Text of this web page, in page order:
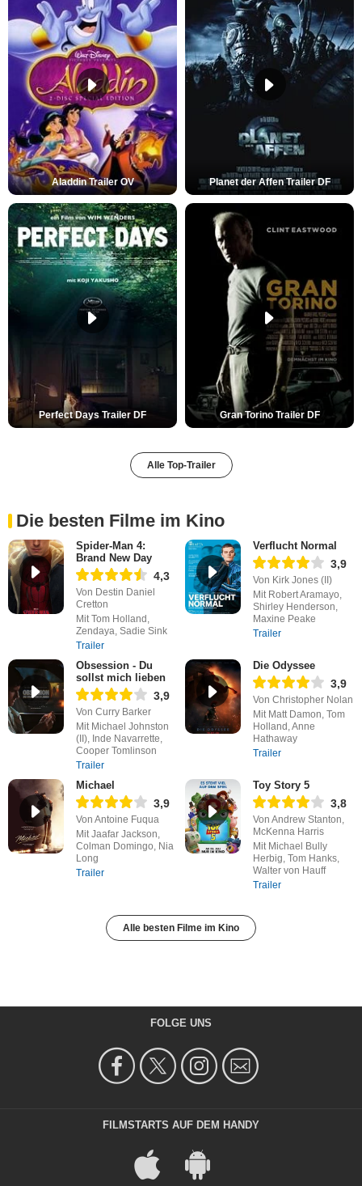
Aladdin Trailer OV Planet der Affen Trailer DF
Perfect Days Trailer DF Gran Torino Trailer DF
Alle Top-Trailer
Die besten Filme im Kino
Spider-Man 4:
Brand New Day
4,3
Von Destin Daniel
Cretton
Mit Tom Holland,
Zendaya, Sadie Sink
Trailer
Verflucht Normal
3,9
Von Kirk Jones (II)
Mit Robert Aramayo,
Shirley Henderson,
Maxine Peake
Trailer
Obsession - Du
sollst mich lieben
3,9
Von Curry Barker
Mit Michael Johnston
(II), Inde Navarrette,
Cooper Tomlinson
Trailer
Die Odyssee
3,9
Von Christopher Nolan
Mit Matt Damon, Tom
Holland, Anne
Hathaway
Trailer
Michael
3,9
Von Antoine Fuqua
Mit Jaafar Jackson,
Colman Domingo, Nia
Long
Trailer
Toy Story 5
3,8
Von Andrew Stanton,
McKenna Harris
Mit Michael Bully
Herbig, Tom Hanks,
Walter von Hauff
Trailer
Alle besten Filme im Kino
FOLGE UNS
FILMSTARTS AUF DEM HANDY